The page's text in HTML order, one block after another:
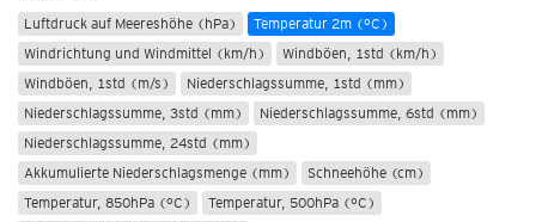
Luftdruck auf Meereshöhe (hPa)
Temperatur 2m (°C)
Windrichtung und Windmittel (km/h)
Windböen, 1std (km/h)
Windböen, 1std (m/s)
Niederschlagssumme, 1std (mm)
Niederschlagssumme, 3std (mm)
Niederschlagssumme, 6std (mm)
Niederschlagssumme, 24std (mm)
Akkumulierte Niederschlagsmenge (mm)
Schneehöhe (cm)
Temperatur, 850hPa (°C)
Temperatur, 500hPa (°C)